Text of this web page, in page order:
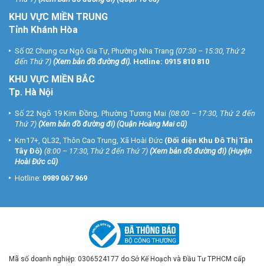
KHU VỰC MIỀN TRUNG
Tỉnh Khánh Hòa
Số 02 Chung cư Ngô Gia Tự, Phường Nha Trang (07:30 – 15:30, Thứ 2
đến Thứ 7) (Xem bản đồ đường đi). Hotline: 0915 810 810
KHU VỰC MIỀN BẮC
Tp. Hà Nội
Số 22 Ngõ 19 Kim Đồng, Phường Tương Mai (08:00 – 17:30, Thứ 2 đến
Thứ 7) (Xem bản đồ đường đi) (Quận Hoàng Mai cũ)
Km17+, QL32, Thôn Cao Trung, Xã Hoài Đức (Đối diện Khu Đô Thị Tân
Tây Đô) (8:00 – 17:30, Thứ 2 đến Thứ 7) (Xem bản đồ đường đi) (Huyện
Hoài Đức cũ)
Hotline: 0989 067 969
Mã số doanh nghiệp: 0306524177 do Sở Kế Hoạch và Đầu Tư TP.HCM cấp